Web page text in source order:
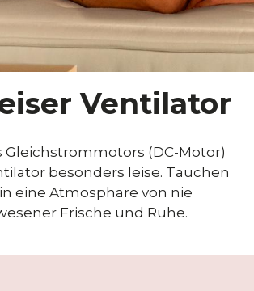
Ventilator
Gleichstrommotors (DC-Motor)
besonders leise. Tauchen
eine Atmosphäre von nie
Frische und Ruhe.